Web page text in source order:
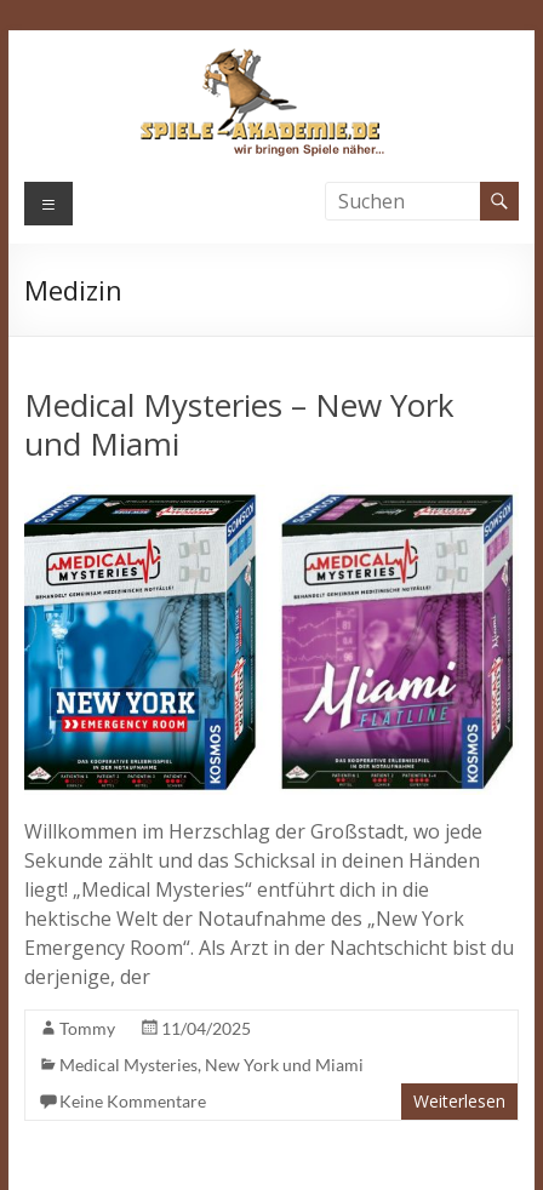
Spiele-
Wir
Menü
Medizin
Medical Mysteries – New York
und Miami
Willkommen im Herzschlag der Großstadt, wo jede
Sekunde zählt und das Schicksal in deinen Händen
liegt! „Medical Mysteries“ entführt dich in die
hektische Welt der Notaufnahme des „New York
Emergency Room“. Als Arzt in der Nachtschicht bist du
derjenige, der
Tommy
11/04/2025
Medical Mysteries, New York und Miami
Keine Kommentare
Weiterlesen